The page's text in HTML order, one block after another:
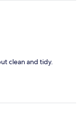
clean and tidy.